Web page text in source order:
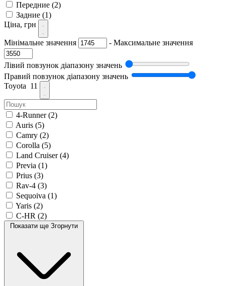
Передние (2)
Задние (1)
Ціна, грн
Мінімальне значення - Максимальне значення
Лівий повзунок діапазону значень
Правий повзунок діапазону значень
Toyota 11
4-Runner(2)
Auris (5)
Camry (2)
Corolla (5)
Land Cruiser(4)
Previa (1)
Prius (3)
Rav-4 (3)
Sequoiva (1)
Yaris (2)
C-HR (2)
Показати ще Згорнути